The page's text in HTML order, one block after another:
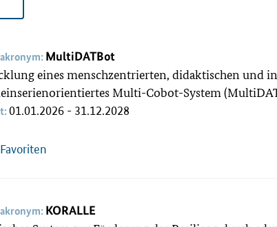
MultiDATBot
eines menschzentrierten, didaktischen und
Multi-Cobot-System
01.01.2026 - 31.12.2028
KORALLE